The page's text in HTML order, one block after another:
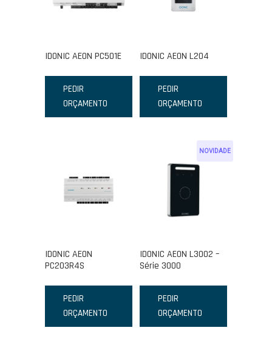
IDONIC AEON PC501E
PEDIR
ORÇAMENTO
IDONIC AEON L204
PEDIR
ORÇAMENTO
IDONIC AEON
PC203R4S
PEDIR
ORÇAMENTO
NOVIDADE
IDONIC AEON L3002 –
Série 3000
PEDIR
ORÇAMENTO